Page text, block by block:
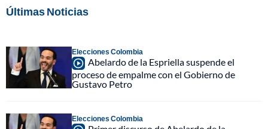
Últimas Noticias
Elecciones Colombia
Abelardo de la Espriella suspende el
proceso de empalme con el Gobierno de
Gustavo Petro
Elecciones Colombia